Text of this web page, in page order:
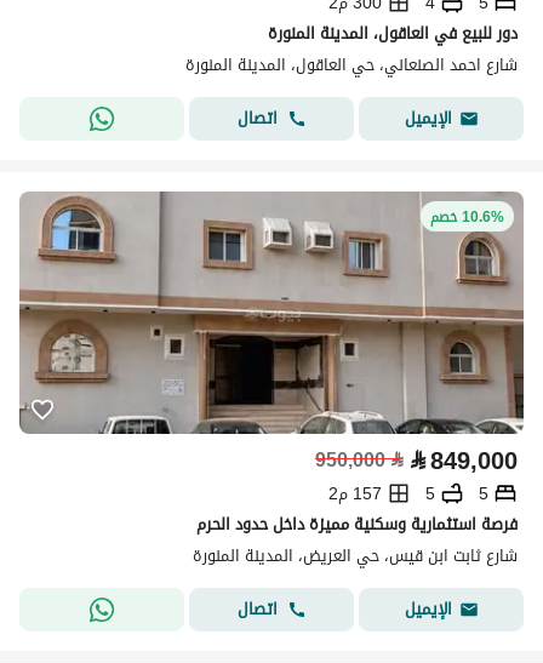
دور للبيع في العاقول، المدينة المنورة
شارع احمد الصنعاني، حي العاقول، المدينة المنورة
الإيميل
اتصال
10.6% خصم
⃁849,000
⃁
950,000
5
5
157 م2
فرصة استثمارية وسكنية مميزة داخل حدود الحرم
شارع ثابت ابن قيس، حي العريض، المدينة المنورة
الإيميل
اتصال